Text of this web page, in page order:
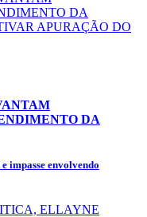
DA
impasse envolvendo